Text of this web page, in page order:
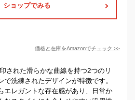
ショップでみる
価格と在庫をAmazonでチェック >>
された滑らかな曲線を持つ2つのリ
で洗練されたデザインが特徴です。
エレガントな存在感があり、日常か